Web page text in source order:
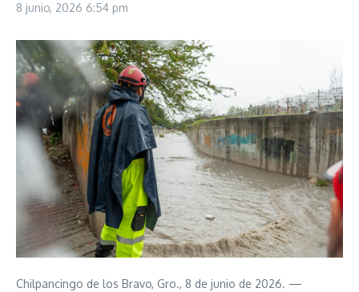
8 junio, 2026 6:54 pm
Chilpancingo de los Bravo, Gro., 8 de junio de 2026. —